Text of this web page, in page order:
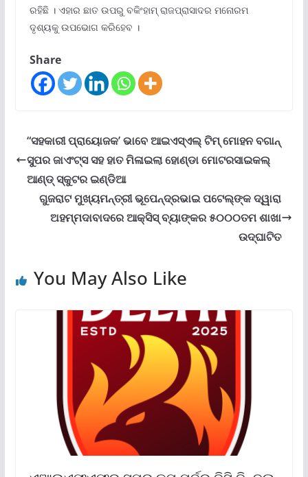
ରହିଛି । ଏହାର ଛାତ ଉପରୁ ବକିଂହାମ୍ ରାଜପ୍ରାସାଦର ମନୋରମ
ଦୃଶ୍ୟକୁ ଉପଭୋଗ କରିହେବ ।
Share
“ସହକାରୀ ପ୍ରାୟୋଜକ’ ଭାବେ ଆଇଏସ୍‌ଏଲ୍ ଟିମ୍ ମୋହନ ବଗାନ୍
ସୁପର ଜାଏଂଟ୍‌ସ ସହ ହାତ ମିଳାଇଲା ହୋଣ୍ଡା ମୋଟରସାଇକଲ୍
ଆଣ୍ଡ୍ ସ୍କୁଟର ଇଣ୍ଡିଆ
ଗୁଜରାଟ ମୁଖ୍ୟମନ୍ତ୍ରୀ ଭୂପେନ୍ଦ୍ରଭାଇ ପଟେଲ୍‌ଙ୍କ ଦ୍ୱାରା
ଅହମ୍ମଦାବାଦରେ ଆକ୍ସିସ୍ ବ୍ୟାଙ୍କର ୫୦୦୦ତମ ଶାଖା
ଉଦ୍‌ଘାଟିତ
You May Also Like